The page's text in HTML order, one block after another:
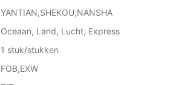
YANTIAN,SHEKOU,NANSHA
Oceaan, Land, Lucht, Express
1 stuk/stukken
FOB,EXW